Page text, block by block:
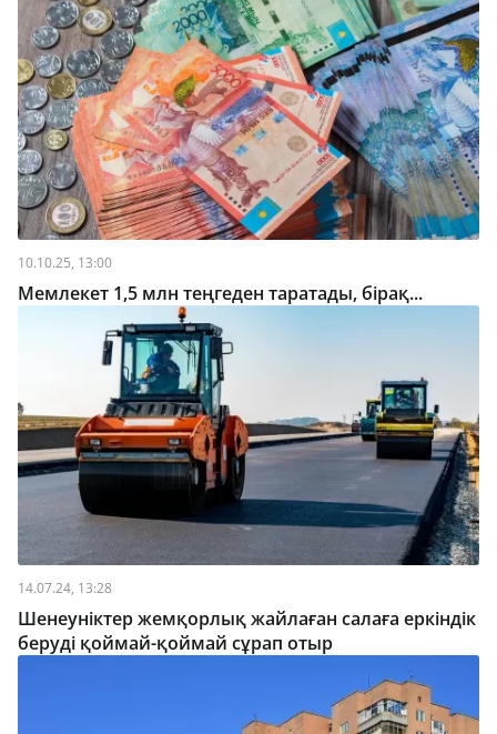
10.10.25, 13:00
Мемлекет 1,5 млн теңгеден таратады, бірақ...
14.07.24, 13:28
Шенеуніктер жемқорлық жайлаған салаға еркіндік
беруді қоймай-қоймай сұрап отыр